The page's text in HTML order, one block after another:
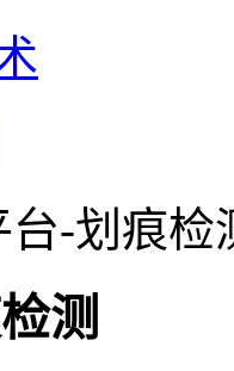
-划痕检
测